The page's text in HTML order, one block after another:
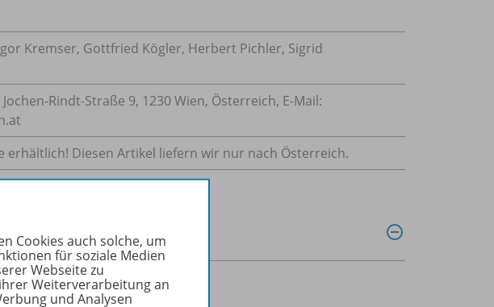
Kremser, Gottfried Kögler, Herbert Pichler, Sigrid
Rindt-Straße 9, 1230 Wien, Österreich, E-Mail:
erhältlich! Diesen Artikel liefern wir nur nach Österreich.
IV
Cookies auch solche, um
für soziale Medien
Webseite zu
Weiterverarbeitung an
und Analysen